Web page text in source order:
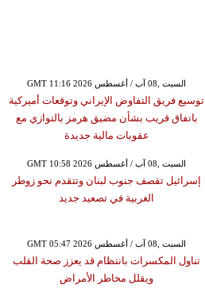
GMT 11:16 2026 السبت ,08 آب / أغسطس
توسيع فريق التفاوض الإيراني وتوقعات أميركية
باتفاق قريب بشأن مضيق هرمز بالتوازي مع
عقوبات مالية جديدة
GMT 10:58 2026 السبت ,08 آب / أغسطس
إسرائيل تقصف جنوب لبنان وتتقدم نحو زوطر
الغربية في تصعيد جديد
GMT 05:47 2026 السبت ,08 آب / أغسطس
تناول المكسرات بانتظام قد يعزز صحة القلب
ويقلل مخاطر الأمراض